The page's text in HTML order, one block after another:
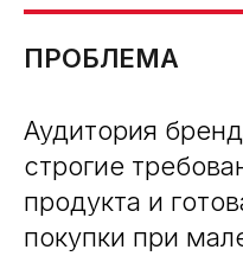
ПРОБЛЕМА
Аудитория
строгие
продукта и
покупки при